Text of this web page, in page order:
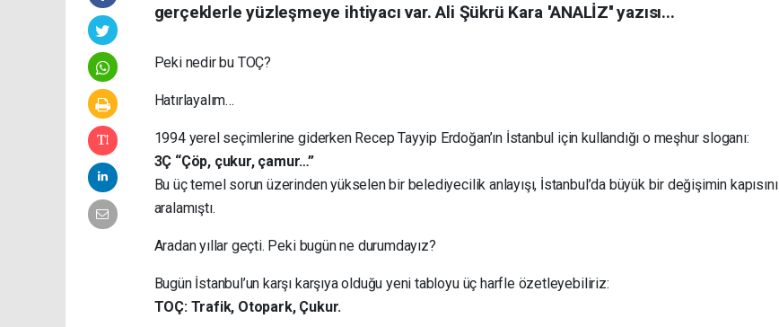
gerçeklerle yüzleşmeye ihtiyacı var. Ali Şükrü Kara ''ANALİZ'' yazısı...
Peki nedir bu TOÇ?
Hatırlayalım…
1994 yerel seçimlerine giderken Recep Tayyip Erdoğan’ın İstanbul için kullandığı o meşhur sloganı:
3Ç “Çöp, çukur, çamur…”
Bu üç temel sorun üzerinden yükselen bir belediyecilik anlayışı, İstanbul’da büyük bir değişimin kapısını
aralamıştı.
Aradan yıllar geçti. Peki bugün ne durumdayız?
Bugün İstanbul’un karşı karşıya olduğu yeni tabloyu üç harfle özetleyebiliriz:
TOÇ: Trafik, Otopark, Çukur.